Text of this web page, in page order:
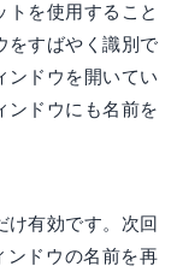
トを使用すること
をすばやく識別で
ンドウを開いてい
ンドウにも名前を
け有効です。次回
ンドウの名前を再